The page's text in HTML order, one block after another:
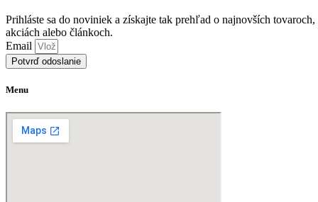
Prihláste sa do noviniek a získajte tak prehľad o najnovších tovaroch,
akciách alebo článkoch.
Email
Potvrď odoslanie
Menu